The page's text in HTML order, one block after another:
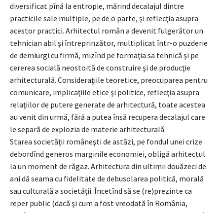
diversificat pînă la entropie, mărind decalajul dintre
practicile sale multiple, pe de o parte, şi reflecţia asupra
acestor practici. Arhitectul român a devenit fulgerător un
tehnician abil şi întreprinzător, multiplicat într-o puzderie
de demiurgi cu firmă, mizînd pe formaţia sa tehnică şi pe
cererea socială neostoită de construire şi de producţie
arhitecturală. Consideraţiile teoretice, preocuparea pentru
comunicare, implicaţiile etice şi politice, reflecţia asupra
relaţiilor de putere generate de arhitectură, toate acestea
au venit din urmă, fără a putea însă recupera decalajul care
le separă de explozia de materie arhitecturală.
Starea societăţii româneşti de astăzi, pe fondul unei crize
debordînd generos marginile economiei, obligă arhitectul
la un moment de răgaz. Arhitectura din ultimii douăzeci de
ani dă seama cu fidelitate de debusolarea politică, morală
sau culturală a societăţii. Încetînd să se (re)prezinte ca
reper public (dacă şi cum a fost vreodată în România,